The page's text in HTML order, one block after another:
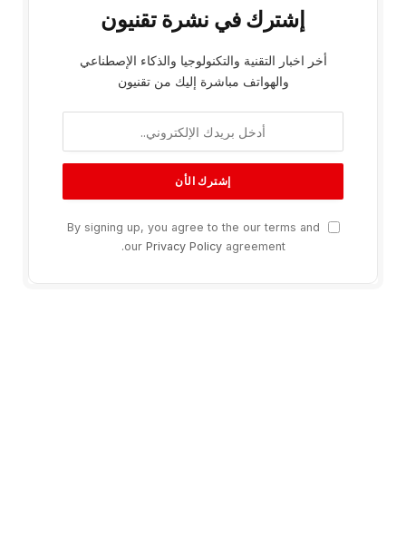
إشترك في نشرة تقنيون
أخر اخبار التقنية والتكنولوجيا والذكاء الإصطناعي
والهواتف مباشرة إليك من تقنيون
By signing up, you agree to the our terms and
our Privacy Policyagreement.